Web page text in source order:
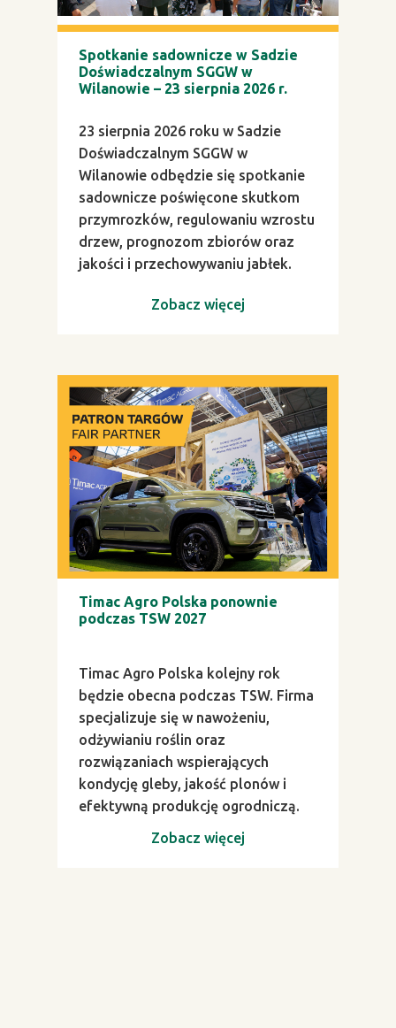
Spotkanie sadownicze w Sadzie
Doświadczalnym SGGW w
Wilanowie – 23 sierpnia 2026 r.
23 sierpnia 2026 roku w Sadzie
Doświadczalnym SGGW w
Wilanowie odbędzie się spotkanie
sadownicze poświęcone skutkom
przymrozków, regulowaniu wzrostu
drzew, prognozom zbiorów oraz
jakości i przechowywaniu jabłek.
Zobacz więcej
Timac Agro Polska ponownie
podczas TSW 2027
Timac Agro Polska kolejny rok
będzie obecna podczas TSW. Firma
specjalizuje się w nawożeniu,
odżywianiu roślin oraz
rozwiązaniach wspierających
kondycję gleby, jakość plonów i
efektywną produkcję ogrodniczą.
Zobacz więcej